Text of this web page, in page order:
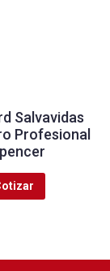
Salvavidas
Profesional